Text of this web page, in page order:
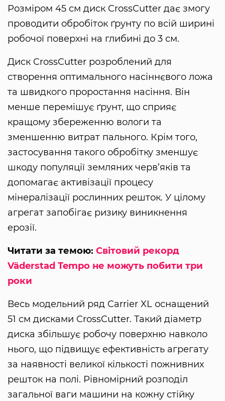
Розміром 45 см диск CrossCutter дає змогу
проводити обробіток ґрунту по всій ширині
робочої поверхні на глибині до 3 см.
Диск CrossCutter розроблений для
створення оптимального насіннєвого ложа
та швидкого проростання насіння. Він
менше перемішує ґрунт, що сприяє
кращому збереженню вологи та
зменшенню витрат пального. Крім того,
застосування такого обробітку зменшує
шкоду популяції земляних черв’яків та
допомагає активізації процесу
мінералізації рослинних решток. У цілому
агрегат запобігає ризику виникнення
ерозії.
Читати за темою: Світовий рекорд
Väderstad Tempo не можуть побити три
роки
Весь модельний ряд Carrier XL оснащений
51 см дисками CrossCutter. Такий діаметр
диска збільшує робочу поверхню навколо
нього, що підвищує ефективність агрегату
за наявності великої кількості пожнивних
решток на полі. Рівномірний розподіл
загальної ваги машини на кожну стійку